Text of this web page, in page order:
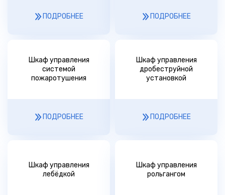
ПОДРОБНЕЕ ПОДРОБНЕЕ
Шкаф управления
системой
пожаротушения
ПОДРОБНЕЕ
Шкаф управления
дробеструйной
установкой
ПОДРОБНЕЕ
Шкаф управления
лебёдкой
Шкаф управления
рольгангом